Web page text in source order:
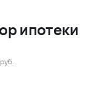
ипотеки